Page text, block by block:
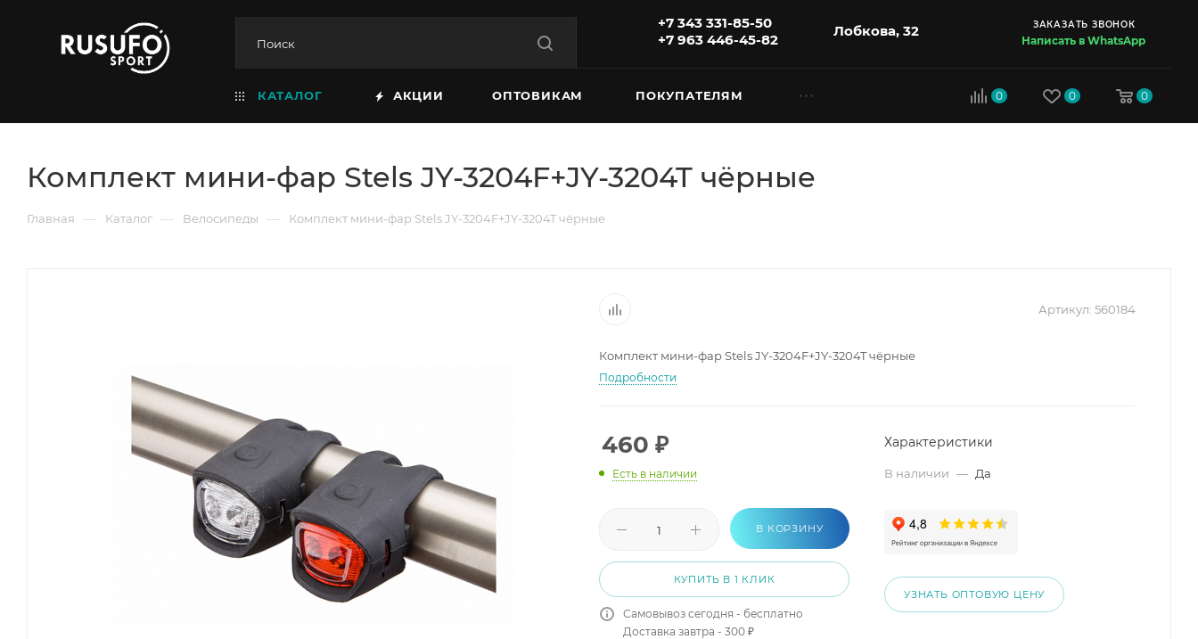
+7 343 331-85-50
+7 963 446-45-82
Лобкова, 32 ЗАКАЗАТЬ ЗВОНОК
Написать в WhatsApp
0 0 0
КАТАЛОГ АКЦИИ ОПТОВИКАМ ПОКУПАТЕЛЯМ
Комплект мини-фар Stels JY-3204F+JY-3204T чёрные
Главная — Каталог — Велосипеды — Комплект мини-фар Stels JY-3204F+JY-3204T чёрные
Артикул: 560184
Комплект мини-фар Stels JY-3204F+JY-3204T чёрные
Подробности
460 ₽
Есть в наличии
В КОРЗИНУ
КУПИТЬ В 1 КЛИК
Самовывоз сегодня - бесплатно
Доставка завтра - 300 ₽
Характеристики
В наличии — Да
УЗНАТЬ ОПТОВУЮ ЦЕНУ